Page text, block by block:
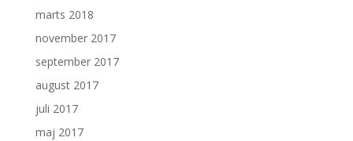
marts 2018
november 2017
september 2017
august 2017
juli 2017
maj 2017